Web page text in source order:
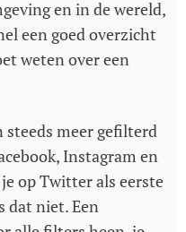
en in de wereld,
een goed overzicht
weten over een
meer gefilterd
Instagram en
op Twitter als eerste
dat niet. Een